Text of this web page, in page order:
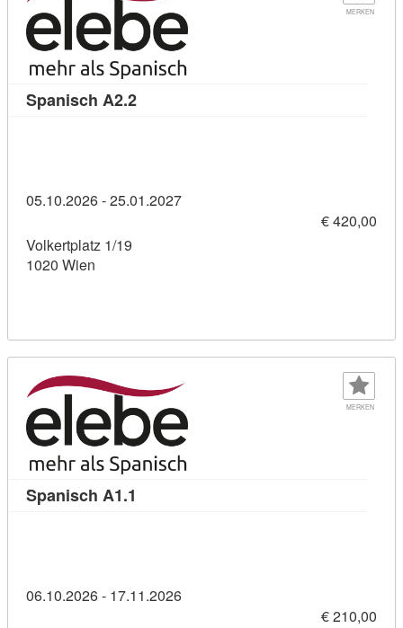
MERKEN
Spanisch A2.2Kursdetail: Spanisch A2.2 (10825583)
05.10.2026 - 25.01.2027
€ 420,00
Volkertplatz 1/19
1020 Wien
MERKEN
Spanisch A1.1
06.10.2026 - 17.11.2026
€ 210,00